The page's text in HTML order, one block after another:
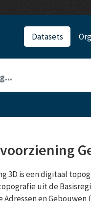
Datasets
3D is een digitaal
uit de
Adressen en